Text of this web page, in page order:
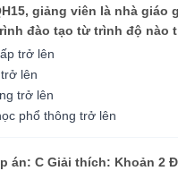
giảng viên là nhà giáo
đào tạo từ trình độ nào
trở lên
lên
trở lên
phổ thông trở lên
án: C Giải thích: Khoản 2